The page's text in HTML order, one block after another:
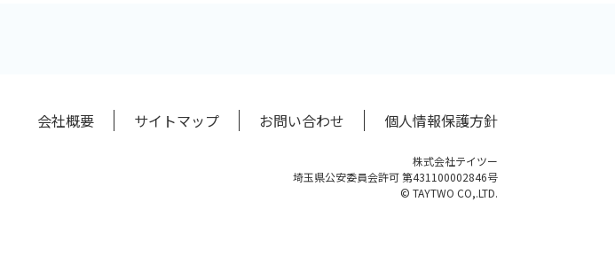
会社概要 サイトマップ お問い合わせ 個人情報保護方針
株式会社テイツー
埼玉県公安委員会許可 第431100002846号
© TAYTWO CO,.LTD.